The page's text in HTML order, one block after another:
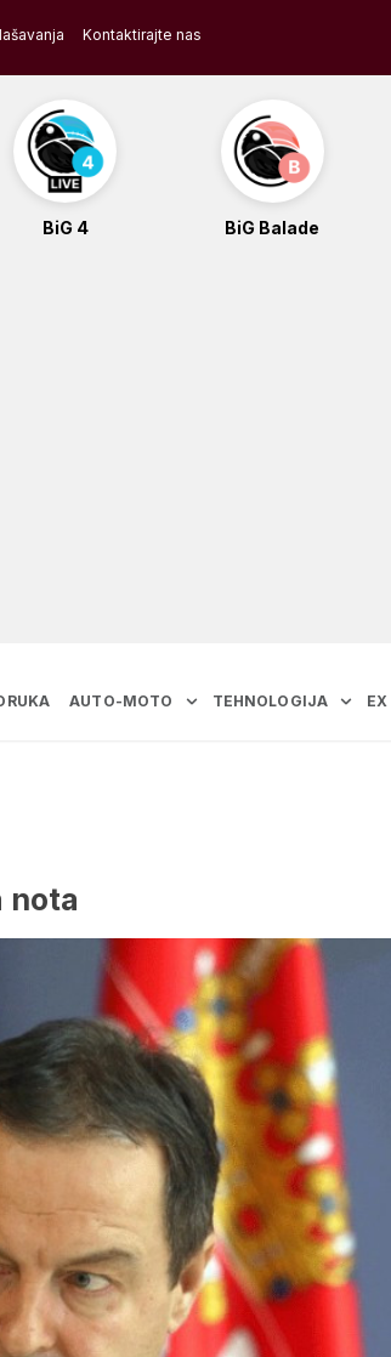
Kontaktirajte nas
BiG 4 BiG Balade
AUTO-MOTO TEHNOLOGIJA EX
nota